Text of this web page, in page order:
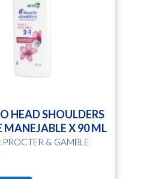
HEAD SHOULDERS
MANEJABLE X 90 ML
& GAMBLE